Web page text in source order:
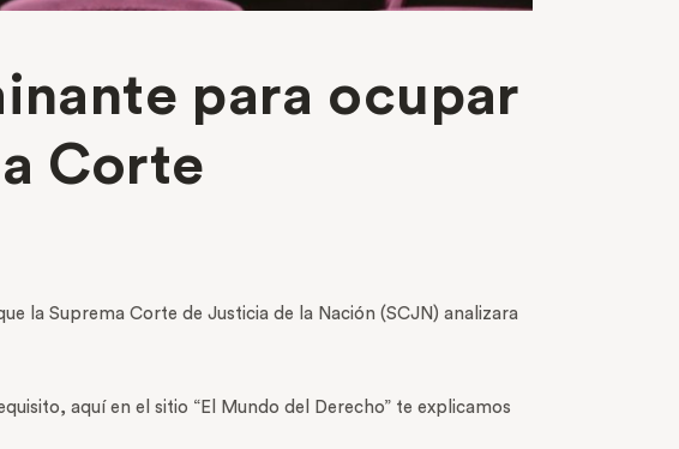
para ocupar
Corte
la Suprema Corte de Justicia de la Nación (SCJN) analizara
aquí en el sitio “El Mundo del Derecho” te explicamos